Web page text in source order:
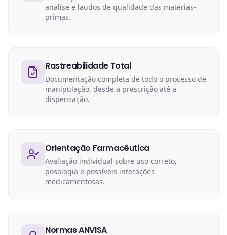
análise e laudos de qualidade das matérias-
primas.
Rastreabilidade Total
Documentação completa de todo o processo de
manipulação, desde a prescrição até a
dispensação.
Orientação Farmacêutica
Avaliação individual sobre uso correto,
posologia e possíveis interações
medicamentosas.
Normas ANVISA